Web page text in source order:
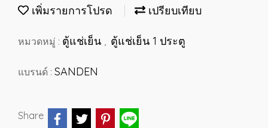
เพิ่มรายการโปรด เปรียบเทียบ
หมวดหมู่ : ตู้แช่เย็น , ตู้แช่เย็น 1 ประตู
แบรนด์ : SANDEN
Share